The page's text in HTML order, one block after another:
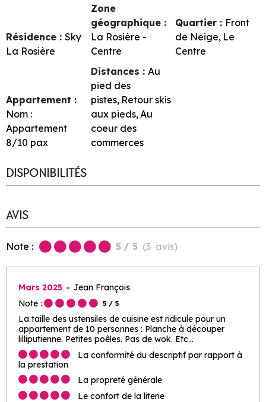
Résidence : Sky
La Rosière
Zone
géographique :
La Rosière -
Centre
Quartier : Front
de Neige Le
Centre
Appartement :
Nom :
Appartement
8/10 pax
Distances : Au
pied des
pistes Retour skis
aux pieds Au
coeur des
commerces
DISPONIBILITÉS
AVIS
Note : 5 / 5 (3 avis)
Mars 2025
Jean François
Note :
5 / 5
La taille des ustensiles de cuisine est ridicule pour un
appartement de 10 personnes : Planche à découper
lilliputienne. Petites poêles. Pas de wok. Etc...
La conformité du descriptif par rapport à
la prestation
La propreté générale
Le confort de la literie